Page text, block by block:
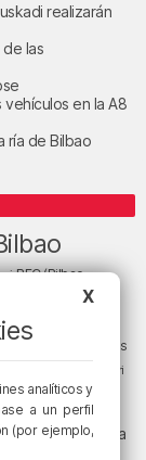
realizarán
las
en la A8
ría de Bilbao
BEC (Bilbao
Bizkaia
Cáritas
el tiempo Enkarterri
Vasco)
LaLiga LaLiga
X
analíticos y
a un perfil
(por ejemplo,